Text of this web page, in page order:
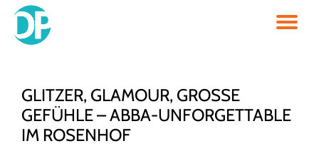
Skip
GLITZER, GLAMOUR, GROSSE G
EFÜHLE – ABBA-UNFORGETTABLE I
M ROSENHOF